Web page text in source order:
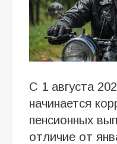
С 1 августа
начинается
пенсионных
отличие от